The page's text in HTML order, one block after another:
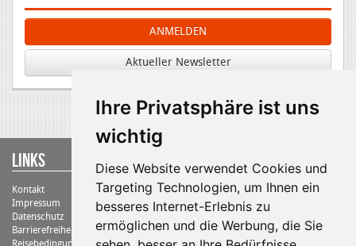
Ihre Privatsphäre ist uns
wichtig
Diese Website verwendet Cookies und
Targeting Technologien, um Ihnen ein
besseres Internet-Erlebnis zu
ermöglichen und die Werbung, die Sie
ANMELDEN
Aktueller Newsletter
Links
Kontakt
Impressum
Datenschutz
Barrierefreiheit
Reisebedingungen